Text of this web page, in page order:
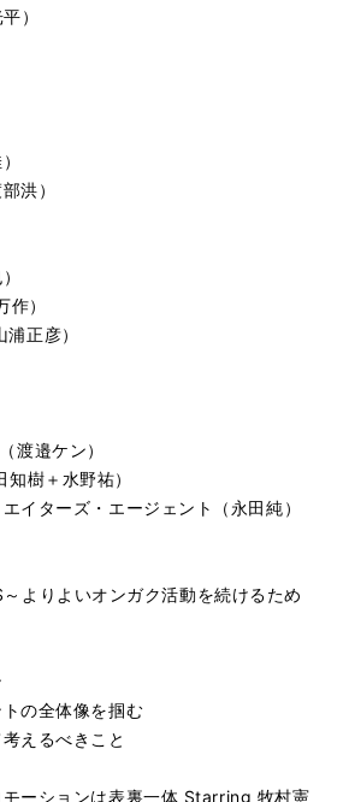
）
洪）
）
正彦）
渡邉ケン）
樹＋水野祐）
イターズ・エージェント（永田純）
よりよいオンガク活動を続けるため
の全体像を掴む
えるべきこと
ーションは表裏一体 Starring 牧村憲